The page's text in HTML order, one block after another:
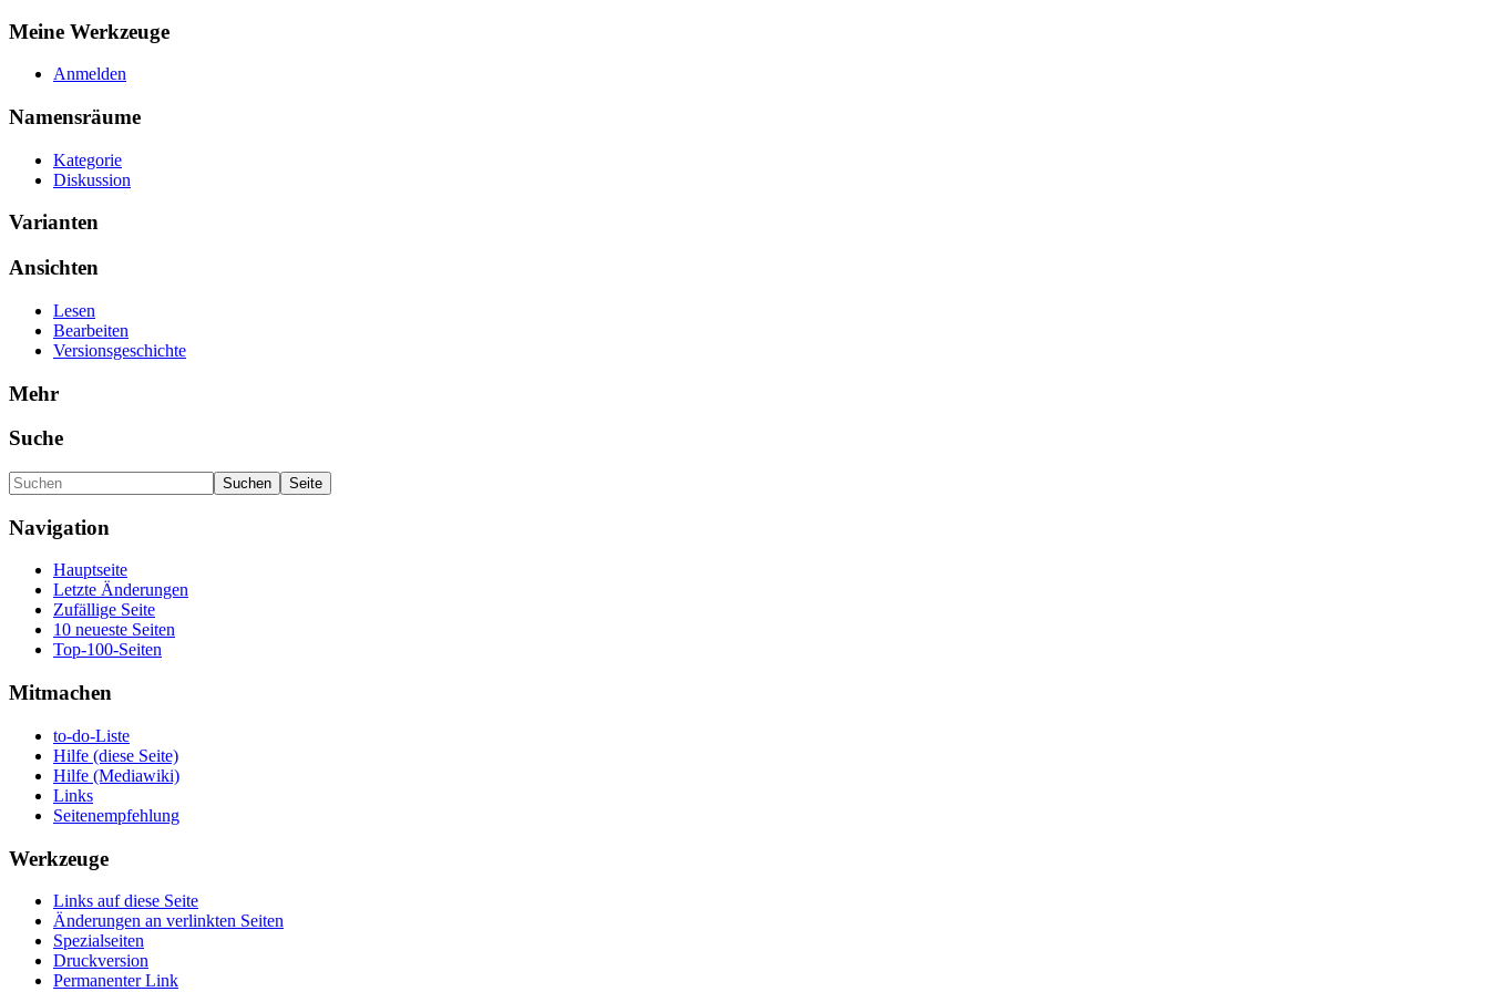
Meine Werkzeuge
Anmelden
Namensräume
Kategorie
Diskussion
Varianten
Ansichten
Lesen
Bearbeiten
Versionsgeschichte
Mehr
Suche
Navigation
Hauptseite
Letzte Änderungen
Zufällige Seite
10 neueste Seiten
Top-100-Seiten
Mitmachen
to-do-Liste
Hilfe (diese Seite)
Hilfe (Mediawiki)
Links
Seitenempfehlung
Werkzeuge
Links auf diese Seite
Änderungen an verlinkten Seiten
Spezialseiten
Druckversion
Permanenter Link